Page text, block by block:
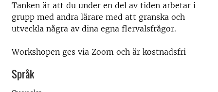
Tanken är att du under en del av tiden arbetar i
grupp med andra lärare med att granska och
utveckla några av dina egna flervalsfrågor.
Workshopen ges via Zoom och är kostnadsfri
Språk